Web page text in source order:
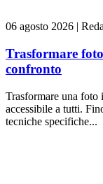
06 agosto 2026 |
Trasformare
confronto
Trasformare una foto
accessibile a tutti.
tecniche specifiche...